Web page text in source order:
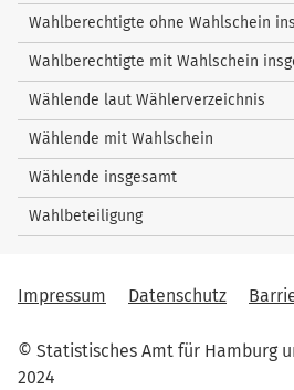
Wahlberechtigte ohne Wahlschein
Wahlberechtigte mit Wahlschein
Wählende laut Wählerverzeichnis
Wählende mit Wahlschein
Wählende insgesamt
Wahlbeteiligung
Impressum Datenschutz
© Statistisches Amt für Hamburg
2024